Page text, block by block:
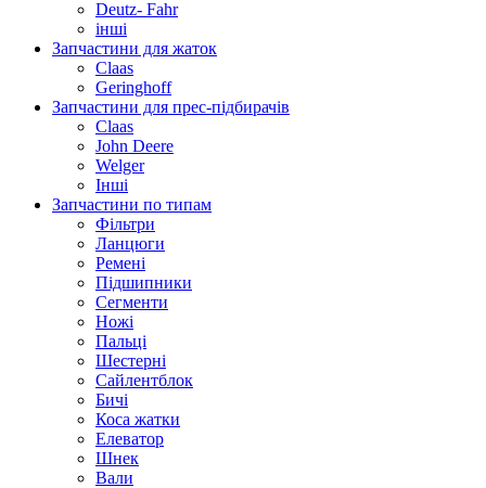
Deutz- Fahr
інші
Запчастини для жаток
Claas
Geringhoff
Запчастини для прес-підбирачів
Claas
John Deere
Welger
Інші
Запчастини по типам
Фільтри
Ланцюги
Ремені
Підшипники
Сегменти
Ножі
Пальці
Шестерні
Сайлентблок
Бичі
Коса жатки
Елеватор
Шнек
Вали